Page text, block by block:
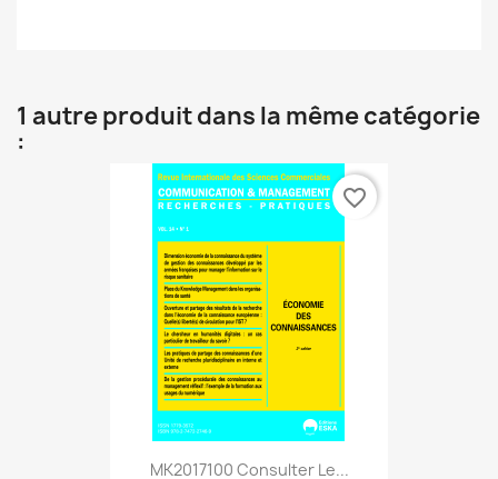
1 autre produit dans la même catégorie
:
MK2017100 Consulter Le...
favorite_border